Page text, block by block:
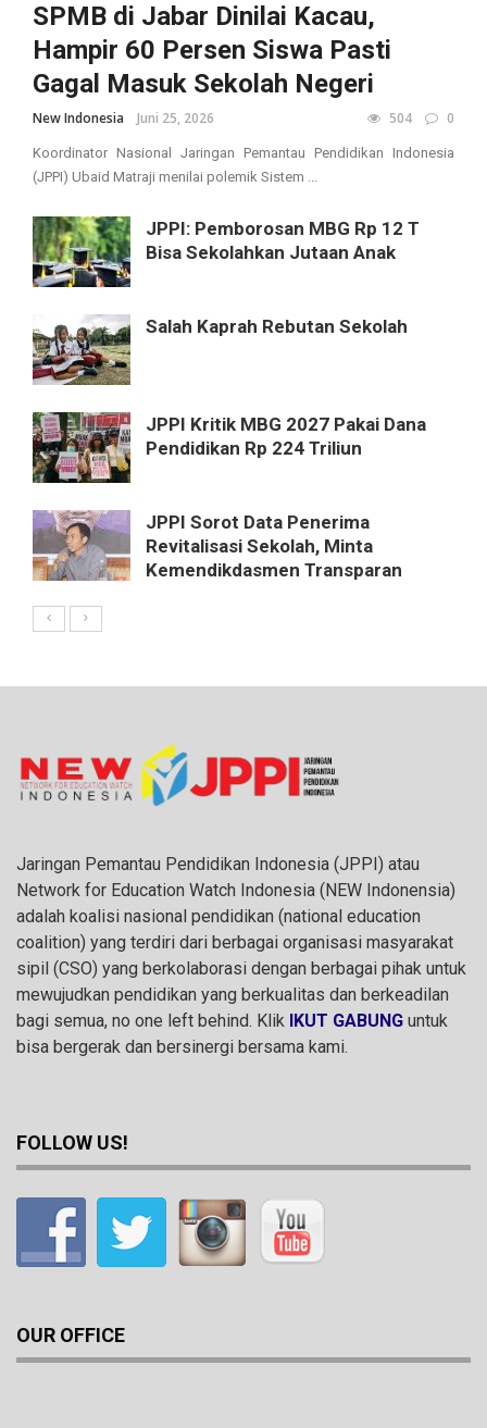
SPMB di Jabar Dinilai Kacau,
Hampir 60 Persen Siswa Pasti
Gagal Masuk Sekolah Negeri
New Indonesia Juni 25, 2026 504 0
Koordinator Nasional Jaringan Pemantau Pendidikan Indonesia
(JPPI) Ubaid Matraji menilai polemik Sistem ...
JPPI: Pemborosan MBG Rp 12 T
Bisa Sekolahkan Jutaan Anak
Salah Kaprah Rebutan Sekolah
JPPI Kritik MBG 2027 Pakai Dana
Pendidikan Rp 224 Triliun
JPPI Sorot Data Penerima
Revitalisasi Sekolah, Minta
Kemendikdasmen Transparan
Jaringan Pemantau Pendidikan Indonesia (JPPI) atau
Network for Education Watch Indonesia (NEW Indonensia)
adalah koalisi nasional pendidikan (national education
coalition) yang terdiri dari berbagai organisasi masyarakat
sipil (CSO) yang berkolaborasi dengan berbagai pihak untuk
mewujudkan pendidikan yang berkualitas dan berkeadilan
bagi semua, no one left behind. Klik IKUT GABUNG untuk
bisa bergerak dan bersinergi bersama kami.
FOLLOW US!
OUR OFFICE